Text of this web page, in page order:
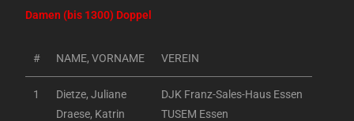
Damen (bis 1300) Doppel
# NAME, VORNAME VEREIN
1
Dietze, Juliane
Draese, Katrin
DJK Franz-Sales-Haus Essen
TUSEM Essen